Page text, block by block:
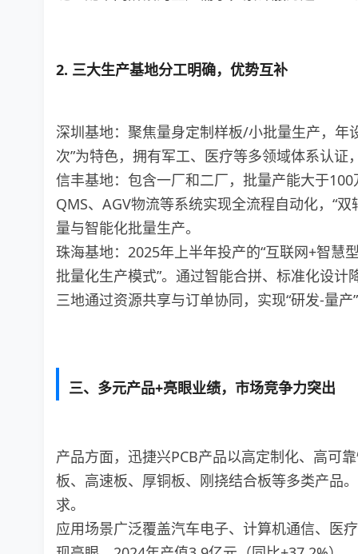
2. 三大生产基地分工明确，优势互补
深圳基地：聚焦量身定制样板/小批量生产，年
次”为特色，拥有军工、医疗等多领域体系认
信丰基地：包含一厂和二厂，批量产能大于
QMS、AGV物流等系统实现全流程自动化，“
量与智能化批量生产。
珠海基地：2025年上半年投产的“互联网+智慧
批量化生产模式”。通过智能合拼、标准化设
三地通过资源共享与订单协同，实现“研发-量
三、多元产品+亮眼业绩，市场竞争力突出
产品方面，迅捷兴PCB产品以高定制化、高可
板、高速板、厚铜板、刚挠结合板等多类产品
求。
应用场景广泛覆盖汽车电子、计算机通信、医